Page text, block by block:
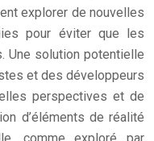
explorer de nouvelles
pour éviter que les
Une solution potentielle
et des développeurs
perspectives et de
d’éléments de réalité